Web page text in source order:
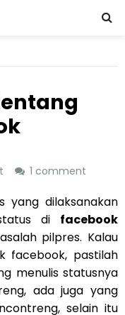
1 comment
yang dilaksanakan
di facebook
pilpres. Kalau
facebook, pastilah
menulis statusnya
ada juga yang
selain itu